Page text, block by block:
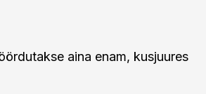
aina enam, kusjuures